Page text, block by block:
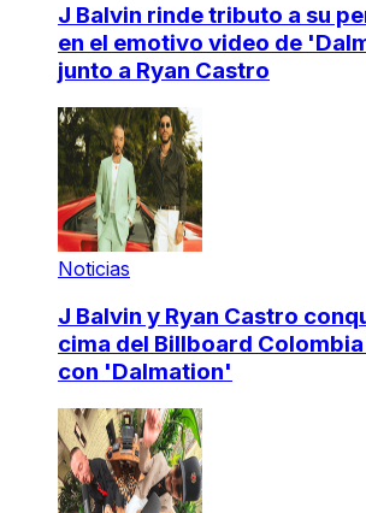
J Balvin rinde tributo a su
en el emotivo video de
junto a Ryan Castro
Noticias
J Balvin y Ryan Castro
cima del Billboard
con 'Dalmation'